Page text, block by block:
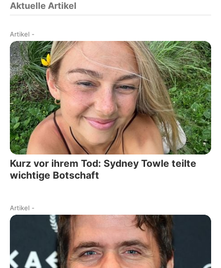
Aktuelle Artikel
Artikel -
Kurz vor ihrem Tod: Sydney Towle teilte
wichtige Botschaft
Artikel -